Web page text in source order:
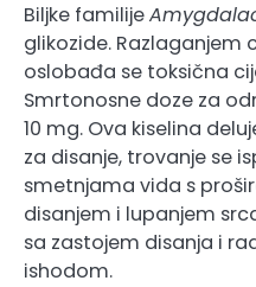
Biljke familije
glikozide. Razlaganjem
oslobađa se toksična
Smrtonosne doze za
10 mg. Ova kiselina
za disanje, trovanje se
smetnjama vida s
disanjem i lupanjem
sa zastojem disanja i
ishodom.